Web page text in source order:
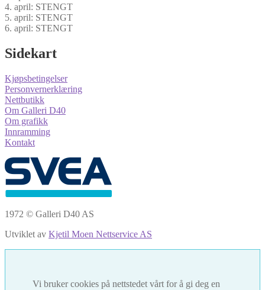
4. april: STENGT
5. april: STENGT
6. april: STENGT
Sidekart
Kjøpsbetingelser
Personvernerklæring
Nettbutikk
Om Galleri D40
Om grafikk
Innramming
Kontakt
1972 © Galleri D40 AS
Utviklet av Kjetil Moen Nettservice AS
Vi bruker cookies på nettstedet vårt for å gi deg en